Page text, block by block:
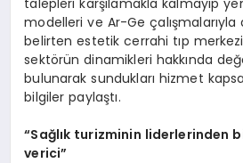
modelleri ve Ar-Ge
belirten estetik cerrahi tıp
sektörün dinamikleri hakkında
bulunarak sundukları hizmet
bilgiler paylaştı.
“Sağlık turizminin liderlerinden
verici”